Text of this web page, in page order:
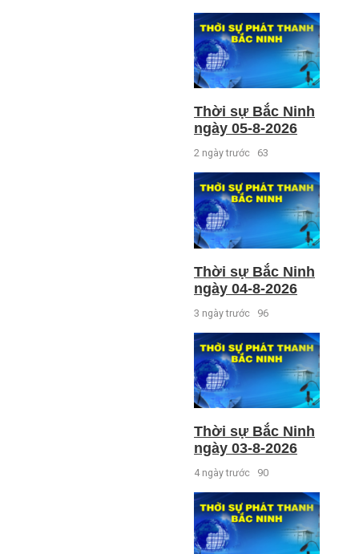
Thời sự Bắc Ninh
ngày 05-8-2026
2 ngày trước 63
Thời sự Bắc Ninh
ngày 04-8-2026
3 ngày trước 96
Thời sự Bắc Ninh
ngày 03-8-2026
4 ngày trước 90